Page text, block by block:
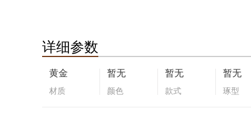
详细参数
黄金
材质
暂无
颜色
暂无
款式
暂无
琢型